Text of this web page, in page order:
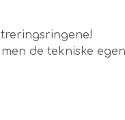
de tekniske